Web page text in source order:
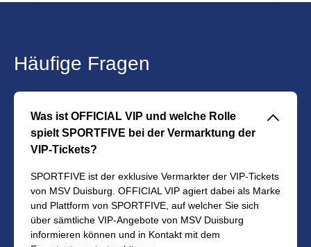
Häufige Fragen
Was ist OFFICIAL VIP und welche Rolle
spielt SPORTFIVE bei der Vermarktung der
VIP-Tickets?
􀆈
SPORTFIVE ist der exklusive Vermarkter der VIP-Tickets
von MSV Duisburg. OFFICIAL VIP agiert dabei als Marke
und Plattform von SPORTFIVE, auf welcher Sie sich
über sämtliche VIP-Angebote von MSV Duisburg
informieren können und in Kontakt mit dem